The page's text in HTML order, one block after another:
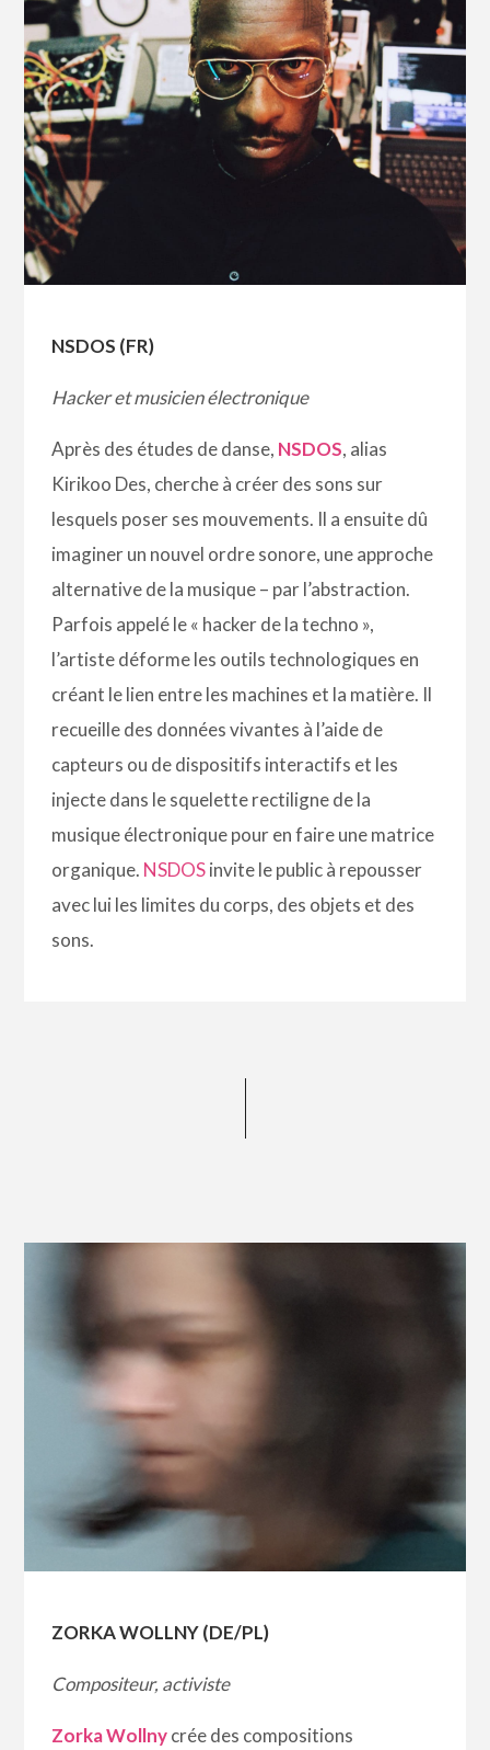
NSDOS (FR)
Hacker et musicien électronique
Après des études de danse, NSDOS, alias
Kirikoo Des, cherche à créer des sons sur
lesquels poser ses mouvements. Il a ensuite dû
imaginer un nouvel ordre sonore, une approche
alternative de la musique – par l’abstraction.
Parfois appelé le « hacker de la techno »,
l’artiste déforme les outils technologiques en
créant le lien entre les machines et la matière. Il
recueille des données vivantes à l’aide de
capteurs ou de dispositifs interactifs et les
injecte dans le squelette rectiligne de la
musique électronique pour en faire une matrice
organique. NSDOSinvite le public à repousser
avec lui les limites du corps, des objets et des
sons.
ZORKA WOLLNY (DE/PL)
Compositeur, activiste
Zorka Wollnycrée des compositions